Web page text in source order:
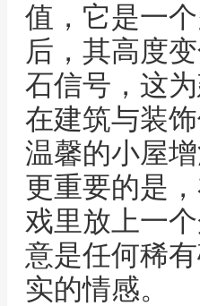
值，它是一
后，其高度
石信号，这
在建筑与装
温馨的小屋
更重要的是
戏里放上一
意是任何稀
实的情感。